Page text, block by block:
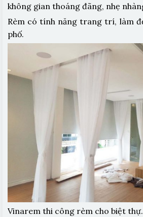
không gian thoáng đãng, nhẹ
Rèm có tính năng trang trí, làm
phố.
Vinarem thi công rèm cho biệt thự.